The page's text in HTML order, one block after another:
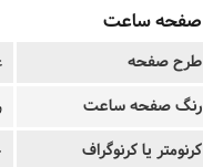
صفحه ساعت
طرح صفحه
رنگ صفحه ساعت
کرنومتر یا کرنوگراف